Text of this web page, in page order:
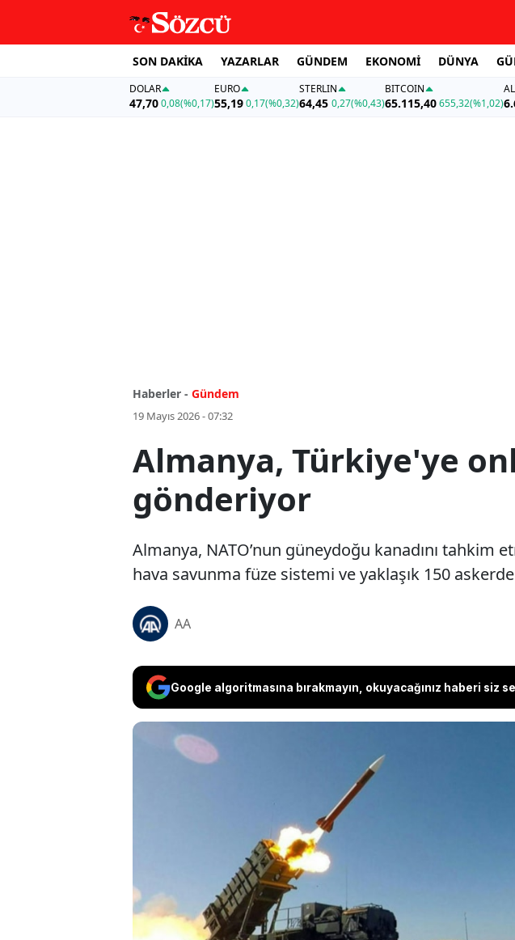
SON DAKİKA YAZARLAR GÜNDEM EKONOMİ DÜNYA
DOLAR
47,700,08(%0,17)
EURO
55,19 0,17(%0,32)
STERLIN
64,45 0,27(%0,43)
BITCOIN
65.115,40655,32(%1,02)
Haberler - Gündem
19 Mayıs 2026 - 07:32
Almanya, Türkiye'ye
gönderiyor
Almanya, NATO’nun güneydoğu kanadını tahkim
hava savunma füze sistemi ve yaklaşık 150
AA
Google algoritmasına bırakmayın, okuyacağınız haberi siz
Almanya, NATO’nun güneydoğu
amacıyla önümüzdeki haftalarda
savunma füze sistemi ve yaklaşık
askeri birlik sevk edeceğini duyurdu.